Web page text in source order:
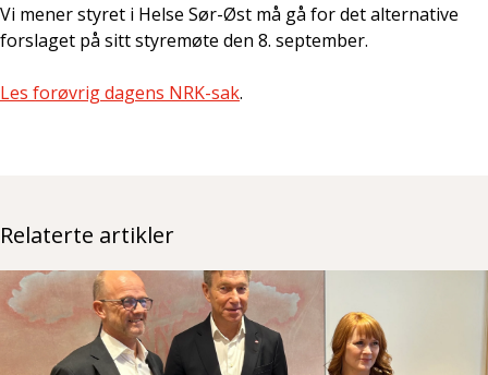
Vi mener styret i Helse Sør-Øst må gå for det alternative
forslaget på sitt styremøte den 8. september.
Les forøvrig dagens NRK-sak.
Relaterte artikler